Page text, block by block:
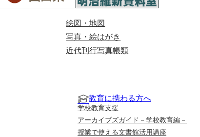
絵図・地図
写真・絵はがき
近代刊行写真帳類
教育に携わる方へ
学校教育支援
アーカイブズガイド－学校教育編－
授業で使える文書館活用講座